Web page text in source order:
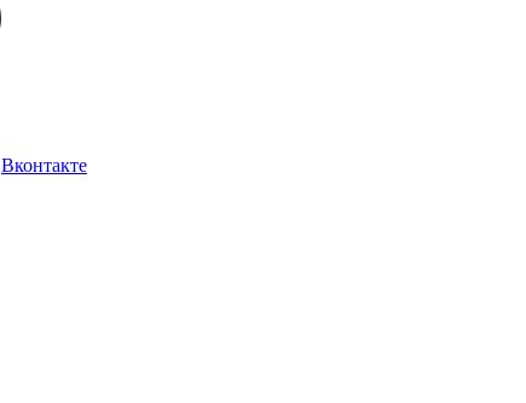
Вконтакте